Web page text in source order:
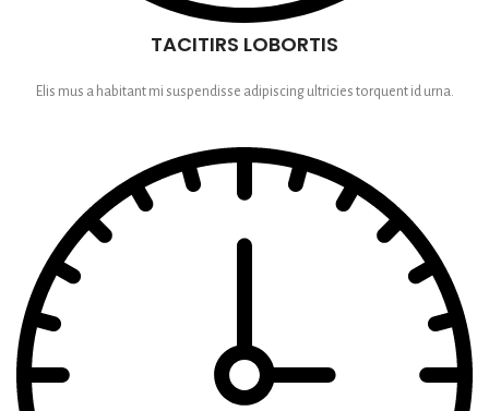
TACITIRS LOBORTIS
Elis mus a habitant mi suspendisse adipiscing ultricies torquent id urna.